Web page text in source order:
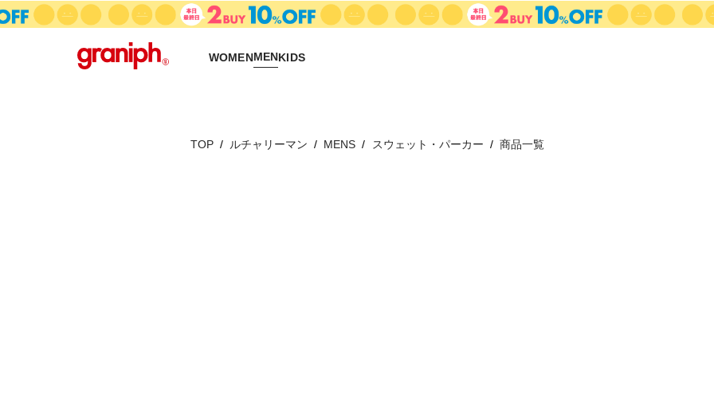
WOMENMENKIDS
TOP ルチャリーマン MENS スウェット・パーカー 商品一覧